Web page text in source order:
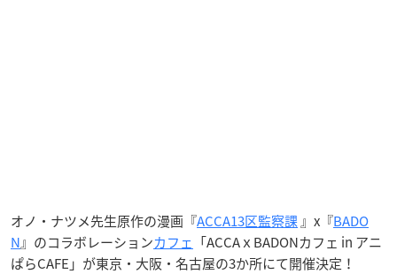
オノ・ナツメ先生原作の漫画『ACCA13区監察課』x『BADO
N』のコラボレーションカフェ 「ACCAｘBADONカフェ in アニ
ぱらCAFE」が東京・大阪・名古屋の3か所にて開催決定！